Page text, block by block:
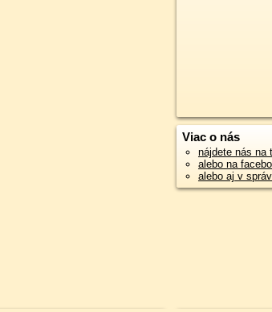
Viac o nás
nájdete nás na
alebo na
alebo aj v